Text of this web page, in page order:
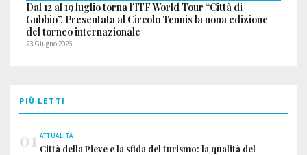
Dal 12 al 19 luglio torna l’ITF World Tour “Città di
Gubbio”. Presentata al Circolo Tennis la nona edizione
del torneo internazionale
23 Giugno 2026
PIÙ LETTI
01 ATTUALITÀ
Città della Pieve e la sfida del turismo: la qualità del